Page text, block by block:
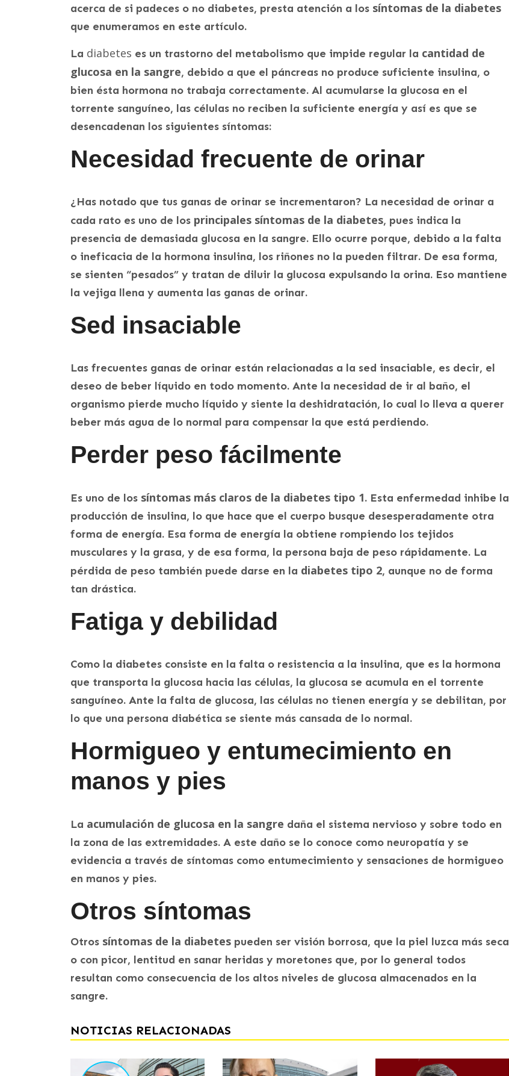
acerca de si padeces o no diabetes, presta atención a los síntomas de la diabetes
que enumeramos en este artículo.
La diabetes es un trastorno del metabolismo que impide regular la cantidad de
glucosa en la sangre, debido a que el páncreas no produce suficiente insulina, o
bien ésta hormona no trabaja correctamente. Al acumularse la glucosa en el
torrente sanguíneo, las células no reciben la suficiente energía y así es que se
desencadenan los siguientes síntomas:
Necesidad frecuente de orinar
¿Has notado que tus ganas de orinar se incrementaron? La necesidad de orinar a
cada rato es uno de los principales síntomas de la diabetes, pues indica la
presencia de demasiada glucosa en la sangre. Ello ocurre porque, debido a la falta
o ineficacia de la hormona insulina, los riñones no la pueden filtrar. De esa forma,
se sienten “pesados” y tratan de diluir la glucosa expulsando la orina. Eso mantiene
la vejiga llena y aumenta las ganas de orinar.
Sed insaciable
Las frecuentes ganas de orinar están relacionadas a la sed insaciable, es decir, el
deseo de beber líquido en todo momento. Ante la necesidad de ir al baño, el
organismo pierde mucho líquido y siente la deshidratación, lo cual lo lleva a querer
beber más agua de lo normal para compensar la que está perdiendo.
Perder peso fácilmente
Es uno de los síntomas más claros de la diabetes tipo 1. Esta enfermedad inhibe la
producción de insulina, lo que hace que el cuerpo busque desesperadamente otra
forma de energía. Esa forma de energía la obtiene rompiendo los tejidos
musculares y la grasa, y de esa forma, la persona baja de peso rápidamente. La
pérdida de peso también puede darse en la diabetes tipo 2, aunque no de forma
tan drástica.
Fatiga y debilidad
Como la diabetes consiste en la falta o resistencia a la insulina, que es la hormona
que transporta la glucosa hacia las células, la glucosa se acumula en el torrente
sanguíneo. Ante la falta de glucosa, las células no tienen energía y se debilitan, por
lo que una persona diabética se siente más cansada de lo normal.
Hormigueo y entumecimiento en
manos y pies
La acumulación de glucosa en la sangre daña el sistema nervioso y sobre todo en
la zona de las extremidades. A este daño se lo conoce como neuropatía y se
evidencia a través de síntomas como entumecimiento y sensaciones de hormigueo
en manos y pies.
Otros síntomas
Otros síntomas de la diabetes pueden ser visión borrosa, que la piel luzca más seca
o con picor, lentitud en sanar heridas y moretones que, por lo general todos
resultan como consecuencia de los altos niveles de glucosa almacenados en la
sangre.
NOTICIAS RELACIONADAS